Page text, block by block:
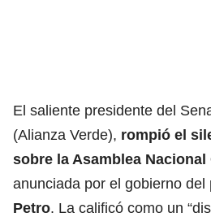
El saliente presidente del
(Alianza Verde), rompió el
sobre la Asamblea
anunciada por el gobierno del
Petro. La calificó como un